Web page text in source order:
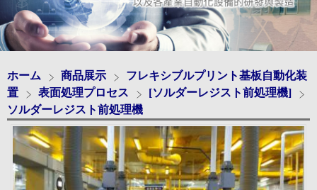
ホーム 商品展示
フレキシブルプリント基板自動化装
置
表面処理プロセス
[ソルダーレジスト前処理機]
ソルダーレジスト前処理機